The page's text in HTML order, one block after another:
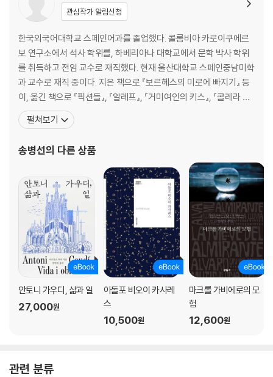
관심작가 알림신청
한국외국어대학교 스페인어과를 졸업했다. 콜롬비아 카로이쿠에르
보 연구소에서 석사 학위를, 하베리아나 대학교에서 문학 박사 학위
를 취득하고 전임 교수로 재직했다. 현재 울산대학교 스페인중남미학
과 교수로 재직 중이다. 지은 책으로 『보르헤스의 미로에 빠지기』 등
이, 옮긴 책으로 『픽션들』, 『알레프』, 『거미여인의 키스』, 『콜레라 시
대의 사랑』, 『말하는 보르헤스』, 『썩은 잎』, 『내 슬픈 창녀들의 추억』,
『모렐의 발명』, 『천사의 게임』, 『꿈을 빌려드립니다』, 『판탈레온과 특
장의 가을』,『청부 살인자의
펼쳐보기
송병선의 다른 상품
안토니 가우디, 삶과 일
27,000원
아돌포 비오이 카사레
스
10,500원
마크롤 가비에로의 모
험
12,600원
관련 분류